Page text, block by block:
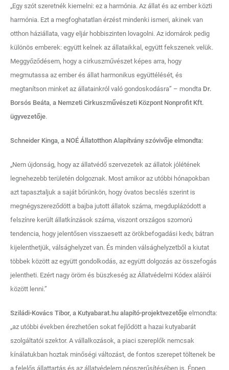
„Egy szót szeretnék kiemelni: ez a harmónia. Az állat és az ember közti
harmónia. Ezt a megfoghatatlan érzést mindenki ismeri, akinek van
otthon háziállata, vagy eljár hobbiszinten lovagolni. Az idomárok pedig
különös emberek: együtt kelnek az állataikkal, együtt fekszenek velük.
Meggyőződésem, hogy a cirkuszművészet képes arra, hogy
megmutassa az ember és állat harmonikus együttélését, és
megtanítson minket az állatainkról való gondoskodásra” – mondta Dr.
Borsós Beáta, a Nemzeti Cirkuszművészeti Központ Nonprofit Kft.
ügyvezetője.
Schneider Kinga, a NOÉ Állatotthon Alapítvány szóvivője elmondta:
„Nem újdonság, hogy az állatvédő szervezetek az állatok jólétének
legnehezebb területén dolgoznak. Most amikor az utóbbi hónapokban
azt tapasztaljuk a saját bőrünkön, hogy óvatos becslés szerint is
megnégyszereződött a bajba jutott állatok száma, megduplázódott a
felszínre került állatkínzások száma, viszont országos szomorú
tendencia, hogy jelentősen visszaesett az örökbefogadási kedv, bátran
kijelenthetjük, válsághelyzet van. És minden válsághelyzetből a kiutat
többek között az együtt gondolkodás, az együtt dolgozás az összefogás
jelentheti. Ezért nagy öröm és büszkeség az Állatvédelmi Kódex aláírói
között lenni.”
Sziládi-Kovács Tibor, a Kutyabarat.hu alapító-projektvezetője elmondta:
„az utóbbi években érezhetően sokat fejlődött a hazai kutyabarát
szolgáltatói szektor. A vállalkozások, a piaci szereplők nemcsak
kínálatukban hoztak minőségi változást, de fontos szerepet töltenek be
a felelős állattartás és az állatvédelem népszerűsítésében is. Éppen